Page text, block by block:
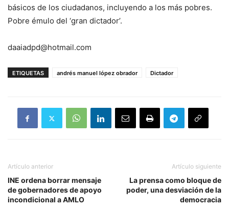
básicos de los ciudadanos, incluyendo a los más pobres.
Pobre émulo del ‘gran dictador’.
daaiadpd@hotmail.com
ETIQUETAS andrés manuel lópez obrador Dictador
Artículo anterior
INE ordena borrar mensaje
de gobernadores de apoyo
incondicional a AMLO
Artículo siguiente
La prensa como bloque de
poder, una desviación de la
democracia